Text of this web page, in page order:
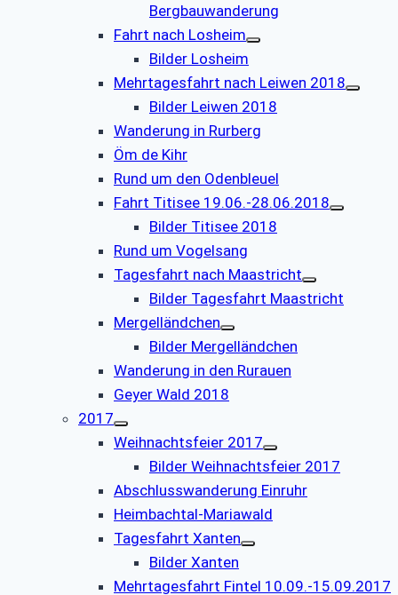
Bergbauwanderung
Fahrt nach Losheim
Bilder Losheim
Mehrtagesfahrt nach Leiwen 2018
Bilder Leiwen 2018
Wanderung in Rurberg
Öm de Kihr
Rund um den Odenbleuel
Fahrt Titisee 19.06.-28.06.2018
Bilder Titisee 2018
Rund um Vogelsang
Tagesfahrt nach Maastricht
Bilder Tagesfahrt Maastricht
Mergelländchen
Bilder Mergelländchen
Wanderung in den Rurauen
Geyer Wald 2018
2017
Weihnachtsfeier 2017
Bilder Weihnachtsfeier 2017
Abschlusswanderung Einruhr
Heimbachtal-Mariawald
Tagesfahrt Xanten
Bilder Xanten
Mehrtagesfahrt Fintel 10.09.-15.09.2017